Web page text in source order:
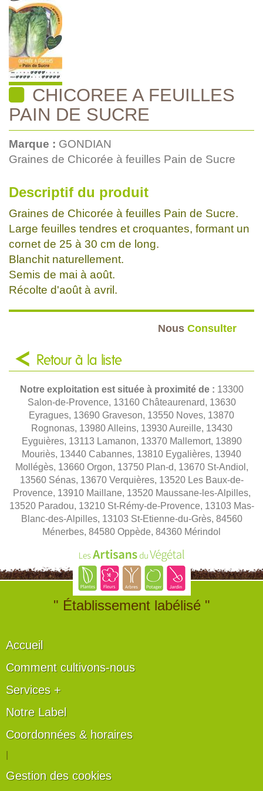
CHICOREE A FEUILLES
PAIN DE SUCRE
Marque : GONDIAN
Graines de Chicorée à feuilles Pain de Sucre
Descriptif du produit
Graines de Chicorée à feuilles Pain de Sucre.
Large feuilles tendres et croquantes, formant un
cornet de 25 à 30 cm de long.
Blanchit naturellement.
Semis de mai à août.
Récolte d'août à avril.
Nous Consulter
Retour à la liste
Notre exploitation est située à proximité de : 13300
Salon-de-Provence, 13160 Châteaurenard, 13630
Eyragues, 13690 Graveson, 13550 Noves, 13870
Rognonas, 13980 Alleins, 13930 Aureille, 13430
Eyguières, 13113 Lamanon, 13370 Mallemort, 13890
Mouriès, 13440 Cabannes, 13810 Eygalières, 13940
Mollégès, 13660 Orgon, 13750 Plan-d, 13670 St-Andiol,
13560 Sénas, 13670 Verquières, 13520 Les Baux-de-
Provence, 13910 Maillane, 13520 Maussane-les-Alpilles,
13520 Paradou, 13210 St-Rémy-de-Provence, 13103 Mas-
Blanc-des-Alpilles, 13103 St-Etienne-du-Grès, 84560
Ménerbes, 84580 Oppède, 84360 Mérindol
" Établissement labélisé "
Accueil
Comment cultivons-nous
Services +
Notre Label
Coordonnées & horaires
Gestion des cookies